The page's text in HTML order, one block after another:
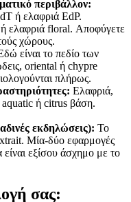
περιβάλλον:
ή ελαφριά EdP.
ελαφριά floral. Αποφύγετε
χώρους.
είναι το πεδίο των
oriental ή chypre
πλήρως.
Ελαφριά,
ή citrus βάση.
εκδηλώσεις): Το
Μία-δύο εφαρμογές
εξίσου άσχημο με το
σας: